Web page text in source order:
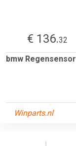
€ 136.32
bmw Regensensor
Winparts.nl